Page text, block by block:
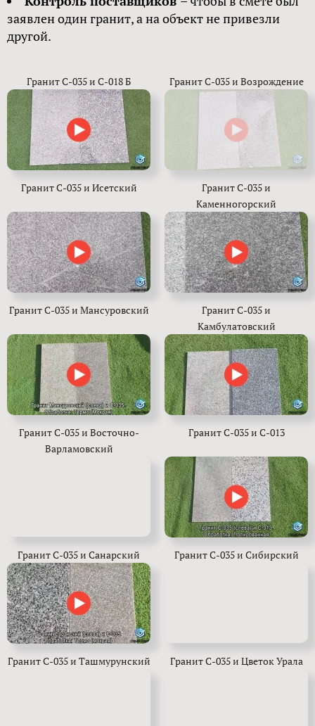
заявлен один гранит, а на объект не привезли
другой.
Гранит С-035 и С-018 Б Гранит С-035 и Возрождение
Гранит С-035 и Исетский
Гранит С-035 и
Каменногорский
Гранит С-035 и Мансуровский
Гранит С-035 и
Камбулатовский
Гранит С-035 и Восточно-
Варламовский
Гранит С-035 и С-013
Гранит С-035 и Санарский Гранит С-035 и Сибирский
Гранит С-035 и Ташмурунский Гранит С-035 и Цветок Урала